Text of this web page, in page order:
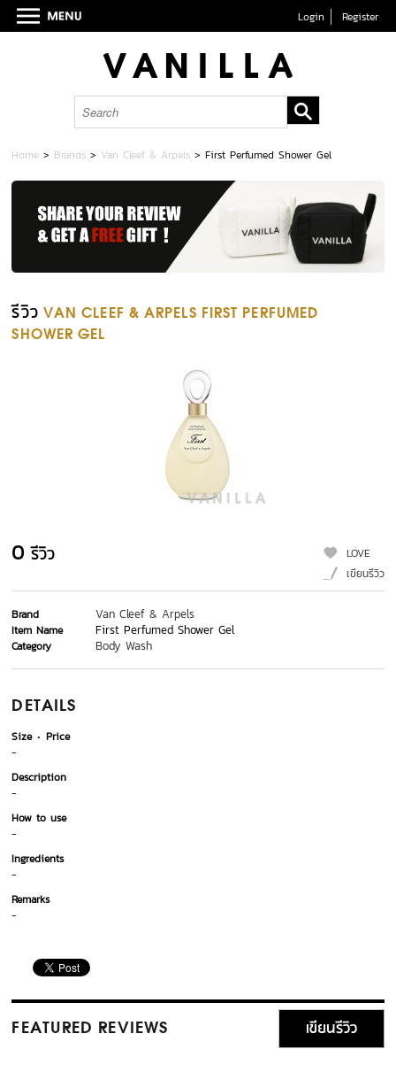
Login Register
Home > Brands > Van Cleef & Arpels >First Perfumed Shower Gel
รีวิว VAN CLEEF & ARPELS FIRST PERFUMED
SHOWER GEL
0 รีวิว
LOVE
เขียนรีวิว
Brand Van Cleef & Arpels
Item Name First Perfumed Shower Gel
Category Body Wash
DETAILS
Size
Price
-
Description
-
How to use
-
Ingredients
-
Remarks
-
FEATURED REVIEWS เขียนรีวิว